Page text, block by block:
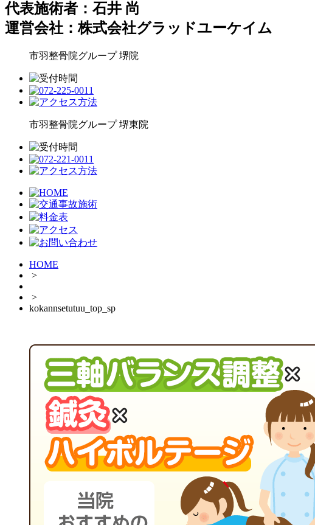
代表施術者：石井 尚
運営会社：株式会社グラッドユーケイム
市羽整骨院グループ堺院
市羽整骨院グループ堺東院
HOME
>
>
kokannsetutuu_top_sp